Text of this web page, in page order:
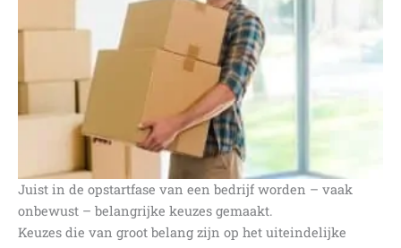
Juist in de opstartfase van een bedrijf worden – vaak
onbewust – belangrijke keuzes gemaakt.
Keuzes die van groot belang zijn op het uiteindelijke